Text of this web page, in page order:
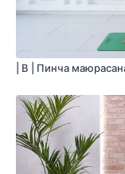
| B | Пинча